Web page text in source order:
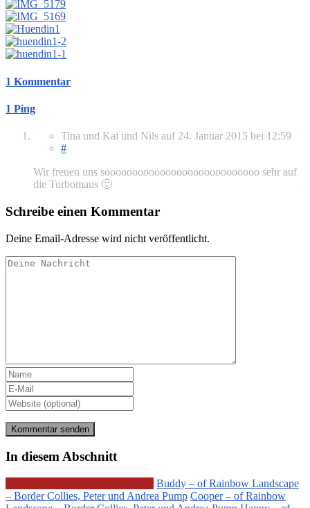
1 Kommentar
1 Ping
Tina und Kai und Nils auf 24. Januar 2015 bei 12:59
#
Wir freuen uns soooooooooooooooooooooooooooo sehr auf
die Turbomaus 🙂
Schreibe einen Kommentar
Deine Email-Adresse wird nicht veröffentlicht.
In diesem Abschnitt
Buddy – of Rainbow Landscape
– Border Collies, Peter und Andrea Pump Cooper – of Rainbow